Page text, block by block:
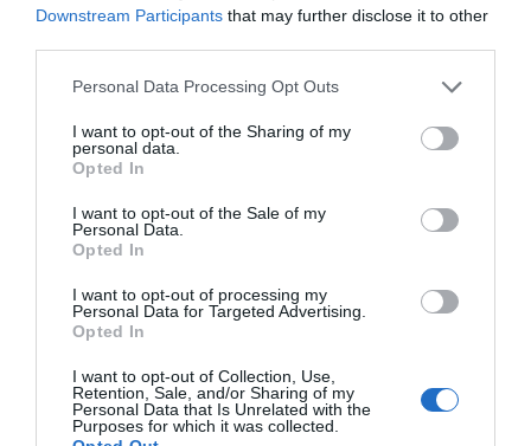
Downstream Participants that may further disclose it to other
Please note that this website/app uses one or more Google
not limited to your visit or usage behaviour. You may click to
grant or deny consent to Google and its third-party tags to
use your data for below specified purposes in below Google
consent section.
Personal Data Processing Opt Outs
I want to opt-out of the Sharing of my
personal data.
Opted In
I want to opt-out of the Sale of my
Personal Data.
Opted In
I want to opt-out of processing my
Personal Data for Targeted Advertising.
Opted In
I want to opt-out of Collection, Use,
Retention, Sale, and/or Sharing of my
Personal Data that Is Unrelated with the
Purposes for which it was collected.
Korábbi bejegyzések Következő bejegyzés
HASONLÓ BEJEGYZÉSEK
2026-08-06.